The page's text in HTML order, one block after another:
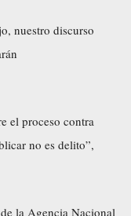
nuestro discurso
el proceso contra
no es delito”,
la Agencia Nacional